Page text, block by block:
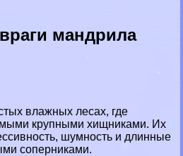
мaндрила
влажных лесах, где
крупными хищниками. Их
шумность и длинные
соперниками.